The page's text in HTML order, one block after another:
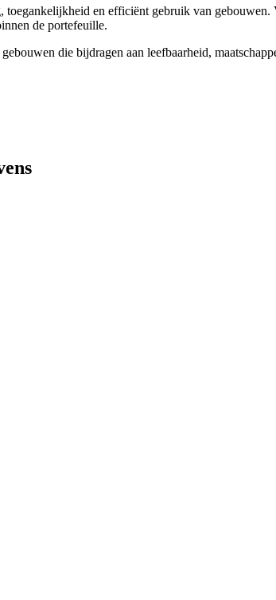
en efficiënt gebruik van
de portefeuille.
die bijdragen aan leefbaarheid,